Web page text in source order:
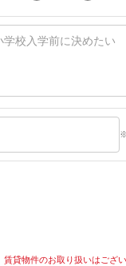
賃貸物件のお取り扱いはござ